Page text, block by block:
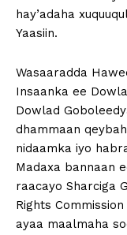
hay’adaha
Yaasiin.
Wasaaradda
Insaanka ee
Dowlad
dhammaan
nidaamka iyo
Madaxa bannaan
raacayo Sharciga
Rights
ayaa maalmaha